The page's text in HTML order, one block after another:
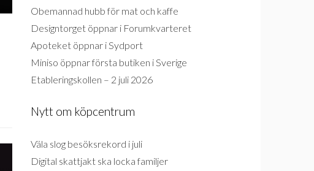
Obemannad hubb för mat och kaffe
Designtorget öppnar i Forumkvarteret
Apoteket öppnar i Sydport
Miniso öppnar första butiken i Sverige
Etableringskollen – 2 juli 2026
Nytt om köpcentrum
Väla slog besöksrekord i juli
Digital skattjakt ska locka familjer